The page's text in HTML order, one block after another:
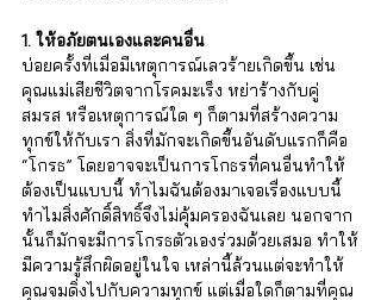
1. ให้อภัยตนเองและคนอื่น
บ่อยครั้งที่เมื่อมีเหตุการณ์เลวร้ายเกิดขึ้น เช่น
คุณแม่เสียชีวิตจากโรคมะเร็ง หย่าร้างกับคู่
สมรส หรือเหตุการณ์ใด ๆ ก็ตามที่สร้างความ
ทุกข์ให้กับเรา สิ่งที่มักจะเกิดขึ้นอันดับแรกก็คือ
“โกรธ” โดยอาจจะเป็นการโกธรที่คนอื่นทำให้
ต้องเป็นแบบนี้ ทำไมฉันต้องมาเจอเรื่องแบบนี้
ทำไมสิ่งศักดิ์สิทธิ์จึงไม่คุ้มครองฉันเลย นอกจาก
นั้นก็มักจะมีการโกรธตัวเองร่วมด้วยเสมอ ทำให้
มีความรู้สึกผิดอยู่ในใจ เหล่านี้ล้วนแต่จะทำให้
คุณจมดิ่งไปกับความทุกข์ แต่เมื่อใดก็ตามที่คุณ